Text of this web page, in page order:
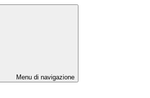
Menu di navigazione